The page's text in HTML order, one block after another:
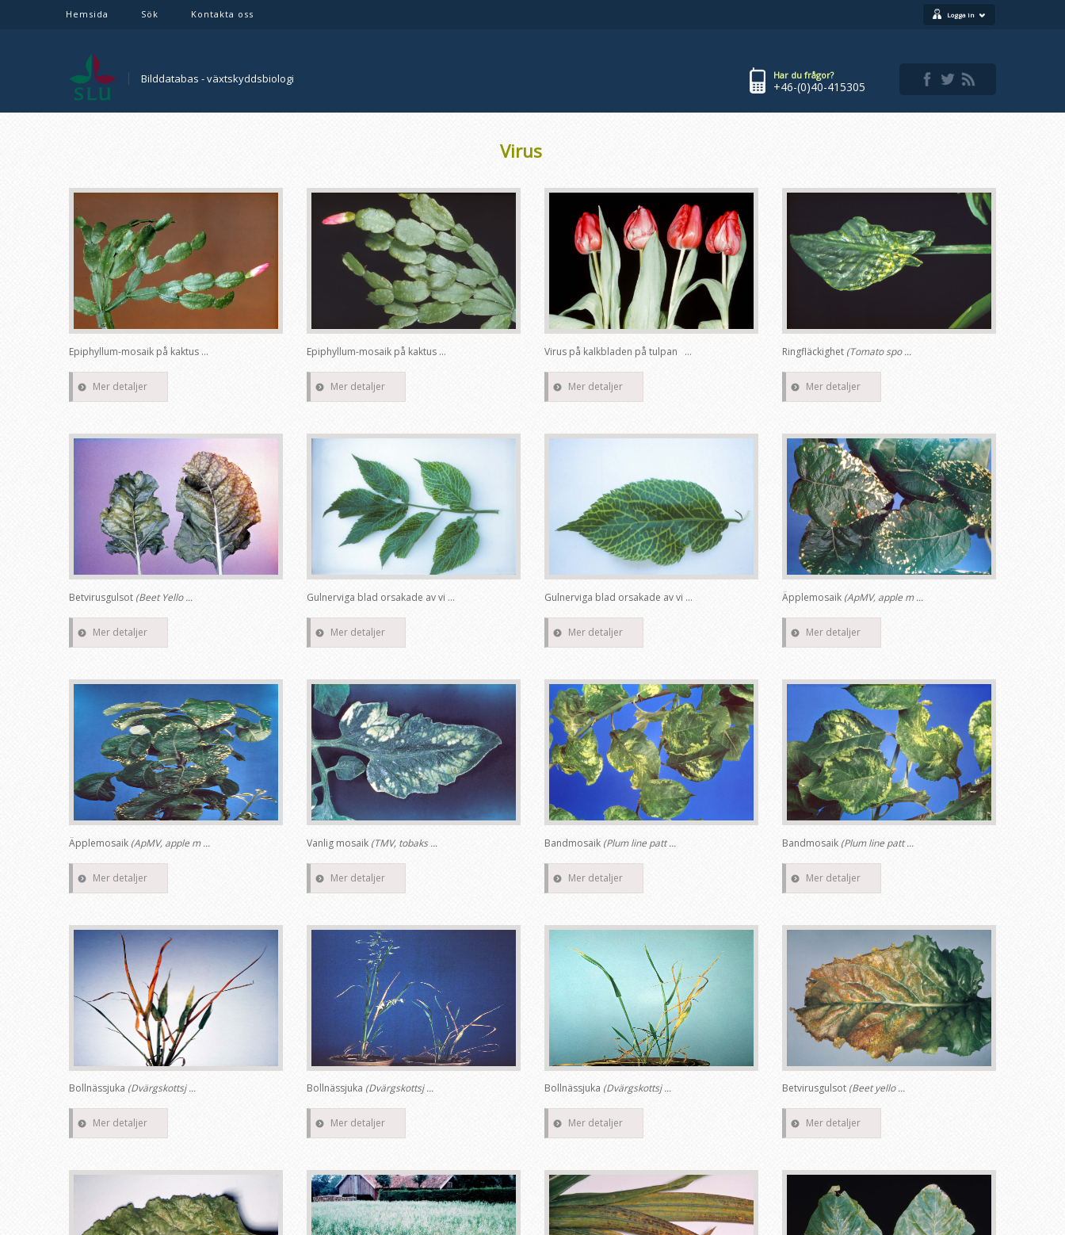
Hemsida Sök Kontakta oss Logga in
Bilddatabas - växtskyddsbiologi Har du frågor?
+46-(0)40-415305
Virus
Epiphyllum-mosaik på kaktus ...
Mer detaljer
Epiphyllum-mosaik på kaktus ...
Mer detaljer
Virus på kalkbladen på tulpan ...
Mer detaljer
Ringfläckighet (Tomato spo ...
Mer detaljer
Betvirusgulsot (Beet Yello ...
Mer detaljer
Gulnerviga blad orsakade av vi ...
Mer detaljer
Gulnerviga blad orsakade av vi ...
Mer detaljer
Äpplemosaik (ApMV, apple m ...
Mer detaljer
Äpplemosaik (ApMV, apple m ...
Mer detaljer
Vanlig mosaik (TMV, tobaks ...
Mer detaljer
Bandmosaik (Plum line patt ...
Mer detaljer
Bandmosaik (Plum line patt ...
Mer detaljer
Bollnässjuka (Dvärgskottsj ...
Mer detaljer
Bollnässjuka (Dvärgskottsj ...
Mer detaljer
Bollnässjuka (Dvärgskottsj ...
Mer detaljer
Betvirusgulsot (Beet yello ...
Mer detaljer